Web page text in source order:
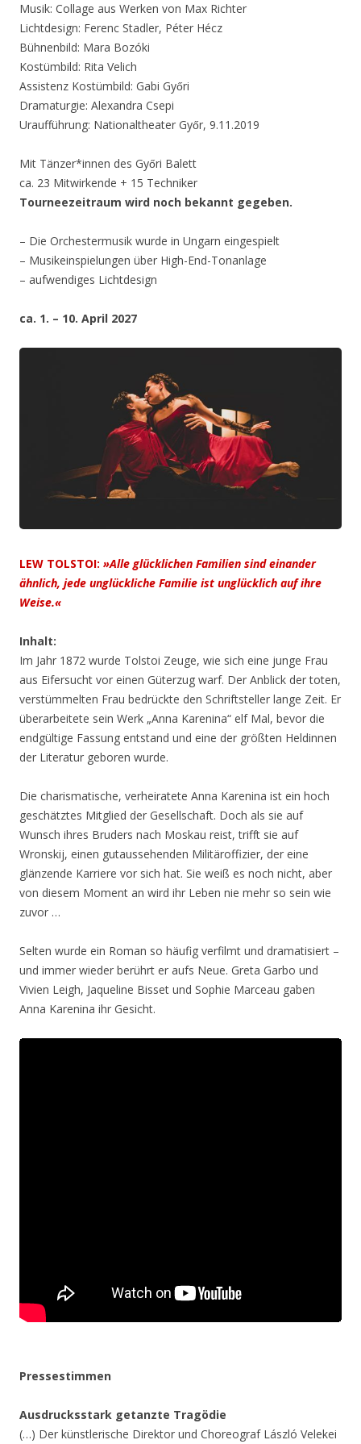
Musik: Collage aus Werken von Max Richter
Lichtdesign: Ferenc Stadler, Péter Hécz
Bühnenbild: Mara Bozóki
Kostümbild: Rita Velich
Assistenz Kostümbild: Gabi Győri
Dramaturgie: Alexandra Csepi
Uraufführung: Nationaltheater Győr, 9.11.2019
Mit Tänzer*innen des Győri Balett
ca. 23 Mitwirkende + 15 Techniker
Tourneezeitraum wird noch bekannt gegeben.
– Die Orchestermusik wurde in Ungarn eingespielt
– Musikeinspielungen über High-End-Tonanlage
– aufwendiges Lichtdesign
ca. 1. – 10. April 2027
LEW TOLSTOI: »Alle glücklichen Familien sind einander
ähnlich, jede unglückliche Familie ist unglücklich auf ihre
Weise.«
Inhalt:
Im Jahr 1872 wurde Tolstoi Zeuge, wie sich eine junge Frau
aus Eifersucht vor einen Güterzug warf. Der Anblick der toten,
verstümmelten Frau bedrückte den Schriftsteller lange Zeit. Er
überarbeitete sein Werk „Anna Karenina“ elf Mal, bevor die
endgültige Fassung entstand und eine der größten Heldinnen
der Literatur geboren wurde.
Die charismatische, verheiratete Anna Karenina ist ein hoch
geschätztes Mitglied der Gesellschaft. Doch als sie auf
Wunsch ihres Bruders nach Moskau reist, trifft sie auf
Wronskij, einen gutaussehenden Militäroffizier, der eine
glänzende Karriere vor sich hat. Sie weiß es noch nicht, aber
von diesem Moment an wird ihr Leben nie mehr so sein wie
zuvor …
Selten wurde ein Roman so häufig verfilmt und dramatisiert –
und immer wieder berührt er aufs Neue. Greta Garbo und
Vivien Leigh, Jaqueline Bisset und Sophie Marceau gaben
Anna Karenina ihr Gesicht.
Pressestimmen
Ausdrucksstark getanzte Tragödie
(…) Der künstlerische Direktor und Choreograf László Velekei